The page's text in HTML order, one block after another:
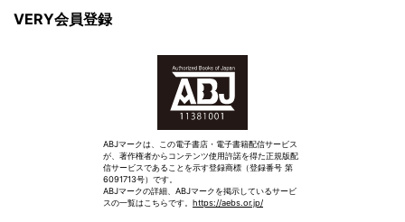
VERY会員登録
ABJマークは、この電子書店・電子書籍配信サービス
が、著作権者からコンテンツ使用許諾を得た正規版配
信サービスであることを示す登録商標（登録番号 第
6091713号）です。
ABJマークの詳細、ABJマークを掲示しているサービ
スの一覧はこちらです。 https://aebs.or.jp/